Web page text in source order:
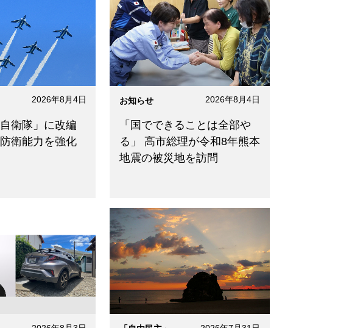
2026年8月4日
自衛隊」に改編
衛能力を強化
お知らせ 2026年8月4日
「国でできることは全部や
る」 高市総理が令和8年熊本
地震の被災地を訪問